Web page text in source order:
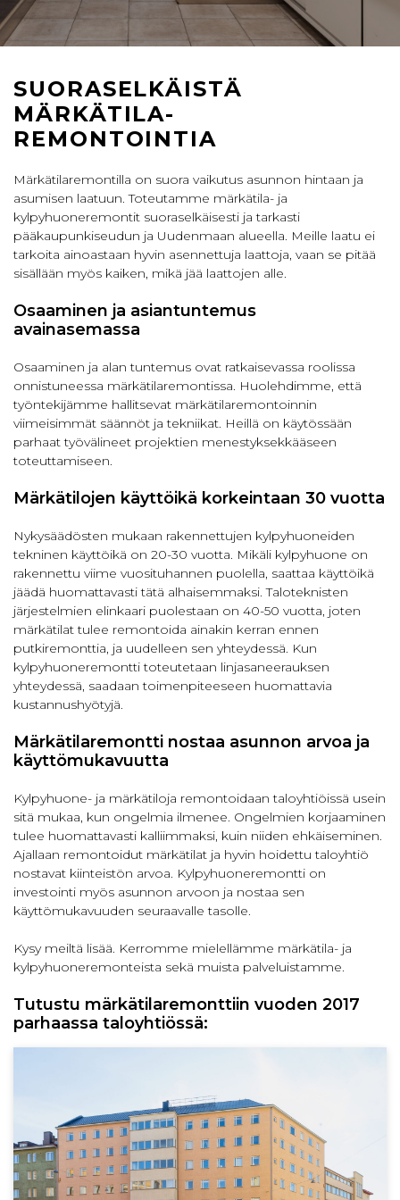
SUORASELKÄISTÄ
MÄRKÄTILA­
REMONTOINTIA
Märkätilaremontilla on suora vaikutus asunnon hintaan ja
asumisen laatuun. Toteutamme märkätila- ja
kylpyhuoneremontit suoraselkäisesti ja tarkasti
pääkaupunkiseudun ja Uudenmaan alueella. Meille laatu ei
tarkoita ainoastaan hyvin asennettuja laattoja, vaan se pitää
sisällään myös kaiken, mikä jää laattojen alle.
Osaaminen ja asiantuntemus
avainasemassa
Osaaminen ja alan tuntemus ovat ratkaisevassa roolissa
onnistuneessa märkätilaremontissa. Huolehdimme, että
työntekijämme hallitsevat märkätilaremontoinnin
viimeisimmät säännöt ja tekniikat. Heillä on käytössään
parhaat työvälineet projektien menestyksekkääseen
toteuttamiseen.
Märkätilojen käyttöikä korkeintaan 30 vuotta
Nykysäädösten mukaan rakennettujen kylpyhuoneiden
tekninen käyttöikä on 20-30 vuotta. Mikäli kylpyhuone on
rakennettu viime vuosituhannen puolella, saattaa käyttöikä
jäädä huomattavasti tätä alhaisemmaksi. Taloteknisten
järjestelmien elinkaari puolestaan on 40-50 vuotta, joten
märkätilat tulee remontoida ainakin kerran ennen
putkiremonttia, ja uudelleen sen yhteydessä. Kun
kylpyhuoneremontti toteutetaan linjasaneerauksen
yhteydessä, saadaan toimenpiteeseen huomattavia
kustannushyötyjä.
Märkätilaremontti nostaa asunnon arvoa ja
käyttömukavuutta
Kylpyhuone- ja märkätiloja remontoidaan taloyhtiöissä usein
sitä mukaa, kun ongelmia ilmenee. Ongelmien korjaaminen
tulee huomattavasti kalliimmaksi, kuin niiden ehkäiseminen.
Ajallaan remontoidut märkätilat ja hyvin hoidettu taloyhtiö
nostavat kiinteistön arvoa. Kylpyhuoneremontti on
investointi myös asunnon arvoon ja nostaa sen
käyttömukavuuden seuraavalle tasolle.
Kysy meiltä lisää. Kerromme mielellämme märkätila- ja
kylpyhuoneremonteista sekä muista palveluistamme.
Tutustu märkätilaremonttiin vuoden 2017
parhaassa taloyhtiössä: